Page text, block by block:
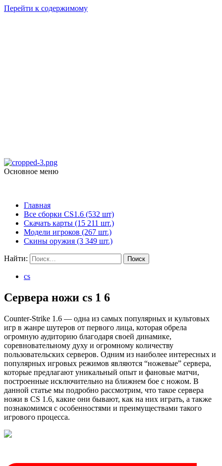
Перейти к содержимому
Основное меню
Главная
Все сборки CS1.6 (532 шт)
Скачать карты (15 211 шт.)
Модели игроков (267 шт.)
Скины оружия (3 349 шт.)
Найти:
cs
Сервера ножи cs 1 6
Counter-Strike 1.6 — одна из самых популярных и культовых
игр в жанре шутеров от первого лица, которая обрела
огромную аудиторию благодаря своей динамике,
соревновательному духу и огромному количеству
пользовательских серверов. Одним из наиболее интересных и
популярных игровых режимов являются “ножевые” сервера,
которые предлагают уникальный опыт и фановые матчи,
построенные исключительно на ближнем бое с ножом. В
данной статье мы подробно рассмотрим, что такое сервера
ножи в CS 1.6, какие они бывают, как на них играть, а также
познакомимся с особенностями и преимуществами такого
игрового процесса.